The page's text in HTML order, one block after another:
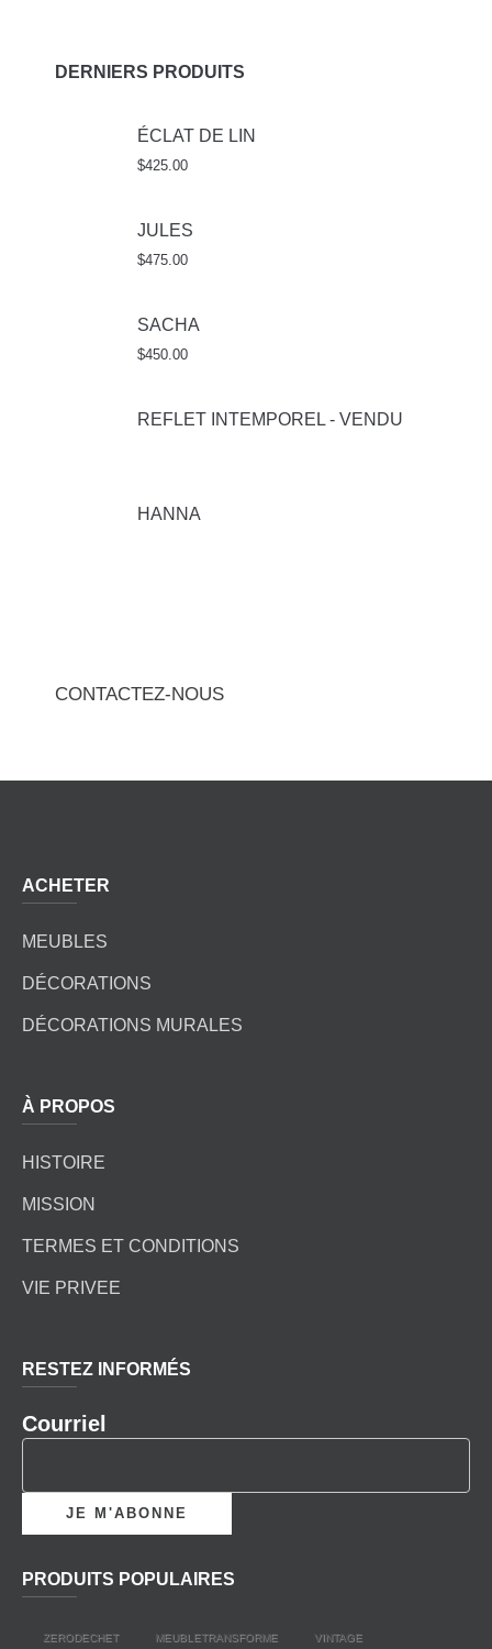
DERNIERS PRODUITS
ÉCLAT DE LIN
$425.00
JULES
$475.00
SACHA
$450.00
REFLET INTEMPOREL - VENDU
HANNA
CONTACTEZ-NOUS
ACHETER
MEUBLES
DÉCORATIONS
DÉCORATIONS MURALES
À PROPOS
HISTOIRE
MISSION
TERMES ET CONDITIONS
VIE PRIVEE
RESTEZ INFORMÉS
Courriel
PRODUITS POPULAIRES
ZERODECHET MEUBLETRANSFORME VINTAGE